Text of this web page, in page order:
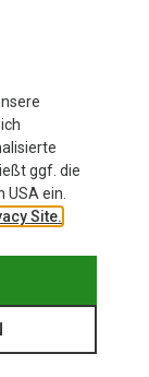
ggf. die
ein.
Site.